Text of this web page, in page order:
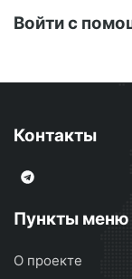
Войти с
Контакты
Пункты меню
О проекте